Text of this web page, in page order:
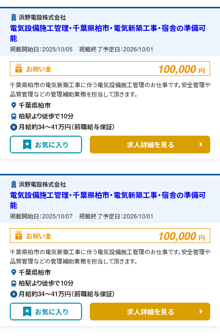
浜野電設株式会社
電気設備施工管理・千葉県柏市・電気新築工事・宿舎の準備可
能
掲載開始日：2025/10/05 掲載終了予定日：2026/10/01
お祝い金 100,000 円
千葉県柏市の電気新築工事に伴う電気設備施工管理のお仕事です。安全管理や
品質管理などの管理補助業務を担当して頂きます。
千葉県柏市
柏駅より徒歩で10分
月給約34〜41万円（前職給与保証）
お気に入り 求人詳細を見る
浜野電設株式会社
電気設備施工管理・千葉県柏市・電気新築工事・宿舎の準備可
能
掲載開始日：2025/10/07 掲載終了予定日：2026/10/01
お祝い金 100,000 円
千葉県柏市の電気新築工事に伴う電気設備施工管理のお仕事です。安全管理や
品質管理などの管理補助業務を担当して頂きます。
千葉県柏市
柏駅より徒歩で10分
月給約34〜41万円（前職給与保証）
お気に入り 求人詳細を見る